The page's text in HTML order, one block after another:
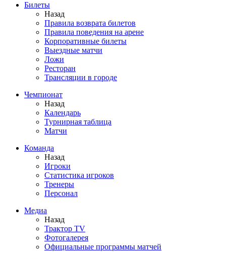
Билеты
Назад
Правила возврата билетов
Правила поведения на арене
Корпоративные билеты
Выездные матчи
Ложи
Ресторан
Трансляции в городе
Чемпионат
Назад
Календарь
Турнирная таблица
Матчи
Команда
Назад
Игроки
Статистика игроков
Тренеры
Персонал
Медиа
Назад
Трактор TV
Фотогалерея
Официальные программы матчей